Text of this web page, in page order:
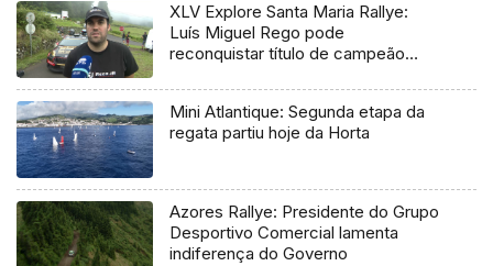
XLV Explore Santa Maria Rallye:
Luís Miguel Rego pode
reconquistar título de campeão
Mini Atlantique: Segunda etapa da
regata partiu hoje da Horta
Azores Rallye: Presidente do Grupo
Desportivo Comercial lamenta
indiferença do Governo